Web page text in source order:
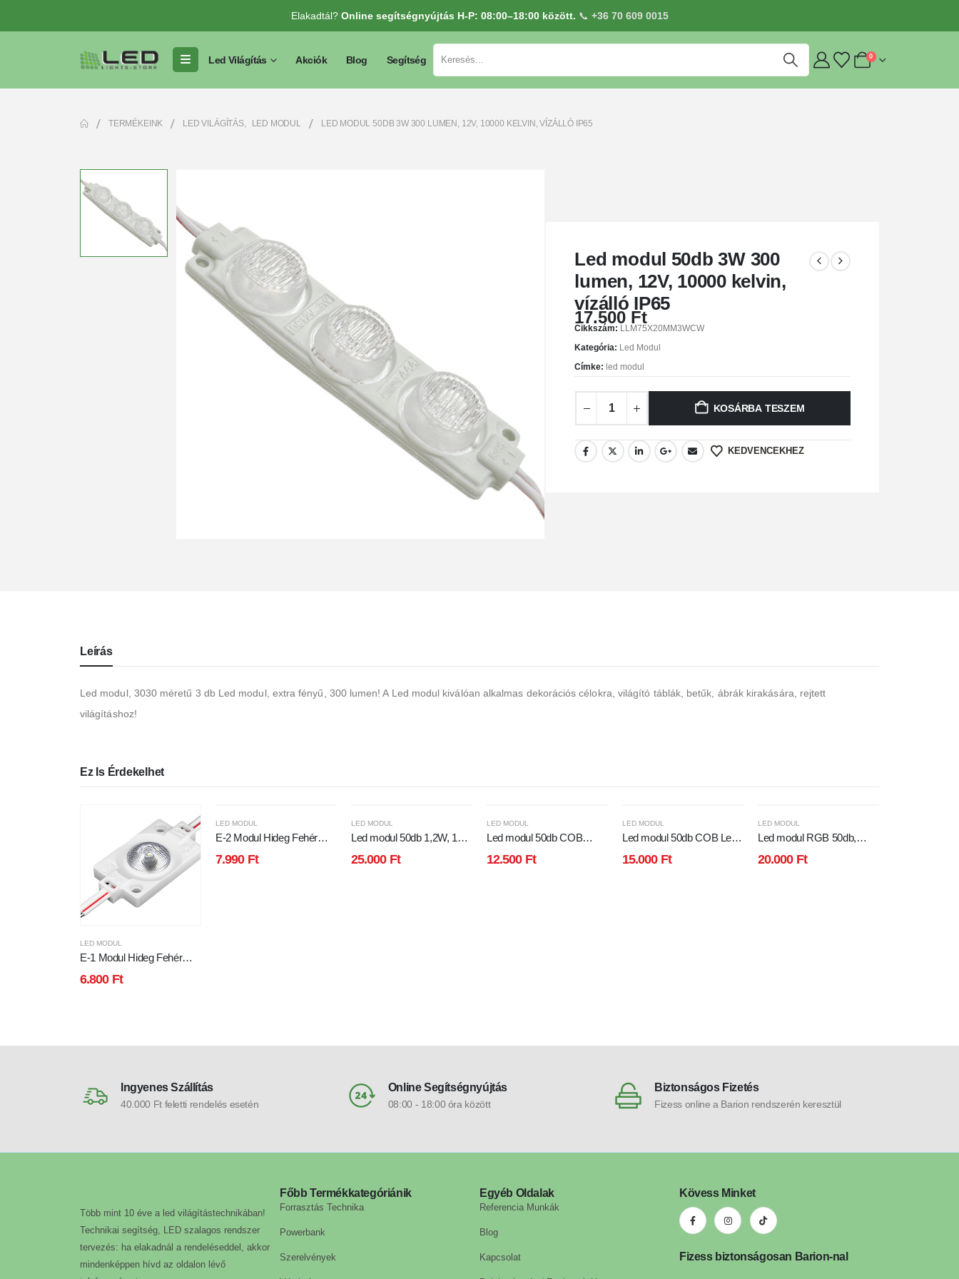
Elakadtál? Online segítségnyújtás H-P: 08:00–18:00 között. 📞 +36 70 609 0015
Led Világítás Akciók Blog Segítség 0
TERMÉKEINK LED VILÁGÍTÁS, LED MODUL LED MODUL 50DB 3W 300 LUMEN, 12V, 10000 KELVIN, VÍZÁLLÓ IP65
Led modul 50db 3W 300
lumen, 12V, 10000 kelvin,
vízálló IP65
17.500 Ft
Cikkszám: LLM75X20MM3WCW
Kategória: Led Modul
Címke: led modul
KOSÁRBA TESZEM
KEDVENCEKHEZ
Leírás
Led modul, 3030 méretű 3 db Led modul, extra fényű, 300 lumen! A Led modul kiválóan alkalmas dekorációs célokra, világító táblák, betűk, ábrák kirakására, rejtett
világításhoz!
Ez Is Érdekelhet
LED MODUL
E-1 Modul Hideg Fehér
6.800 Ft
LED MODUL
E-2 Modul Hideg Fehér
7.990 Ft
LED MODUL
Led modul 50db 1,2W, 12V,
25.000 Ft
LED MODUL
Led modul 50db COB
hideg fehér IP65, vízálló!
12.500 Ft
LED MODUL
Led modul 50db COB Led
fehér, 70x18mm IP67,
15.000 Ft
LED MODUL
Led modul RGB 50db,
RGB, vízálló IP65.
20.000 Ft
Ingyenes Szállítás
40.000 Ft feletti rendelés esetén
Online Segítségnyújtás
08:00 - 18:00 óra között
Biztonságos Fizetés
Fizess online a Barion rendszerén keresztül
Több mint 10 éve a led világítástechnikában!
Technikai segítség, LED szalagos rendszer
tervezés: ha elakadnál a rendeléseddel, akkor
mindenképpen hívd az oldalon lévő
Főbb Termékkategóriánik
Forrasztás Technika
Powerbank
Szerelvények
Egyéb Oldalak
Referencia Munkák
Blog
Kapcsolat
Kövess Minket
Fizess biztonságosan Barion-nal